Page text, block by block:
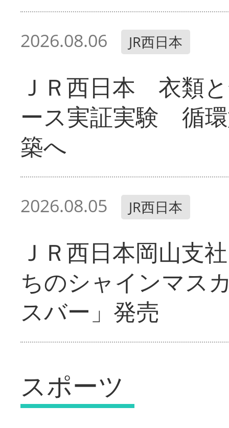
2026.08.06 JR西日本
ＪＲ西日本 衣類
ース実証実験 循
築へ
2026.08.05 JR西日本
ＪＲ西日本岡山支
ちのシャインマス
スバー」発売
スポーツ